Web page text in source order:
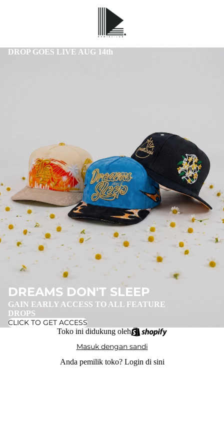
DROP GOES LIVE AUG 14th
DREAMS DON'T SLEEP
GAIN EARLY ACCESS TO ALL FEATURE
DROPS
CLICK TO GET ACCESS
Toko ini didukung oleh
Masuk dengan sandi
Anda pemilik toko? Login di sini